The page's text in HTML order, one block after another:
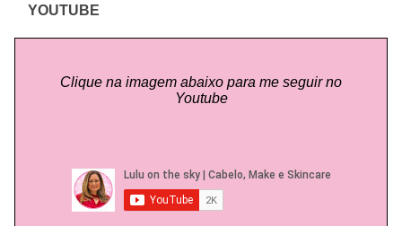
YOUTUBE
Clique na imagem abaixo para me seguir no
Youtube